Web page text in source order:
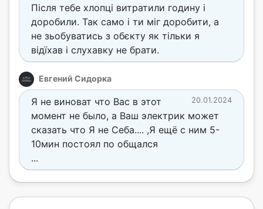
Після тебе хлопці витратили годину і
доробили. Так само і ти міг доробити, а
не зьобуватись з обєкту як тільки я
відїхав і слухавку не брати.
Евгений Сидорка
20.01.2024
Я не виноват что Вас в этот
момент не было, а Ваш электрик может
сказать что Я не Себа.... ,Я ещё с ним 5-
10мин постоял по общался
...